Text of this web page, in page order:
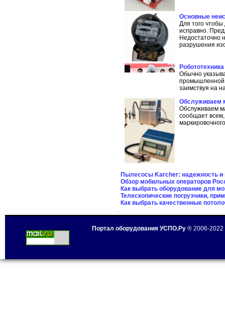
Основные
Для того чтобы
исправно.
Недостаточно
разрушения
Обычно
промышленной
заимствуя на
Обслуживаем
Обслуживаем
сообщает
Пылесосы Karcher: надежность и
Обзор мобильных операторов
Как выбрать оборудование для
Телескопические погрузчики,
Как выбрать качественные
Портал оборудования УСПО.Ру ® 2006-2022